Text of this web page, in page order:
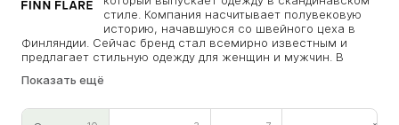
стиле. Компания насчитывает полувековую
историю, начавшуюся со швейного цеха в
Финляндии. Сейчас бренд стал всемирно известным и
предлагает стильную одежду для женщин и мужчин. В
продуманные куртки и пуховики, стильные повседневные
этого бренда высоко оценивают те, кто ценит комфорт и
Показать ещё